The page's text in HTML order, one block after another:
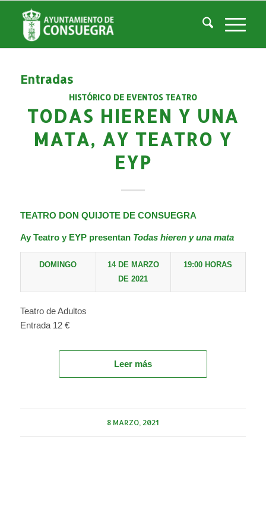
Listado de la etiqueta: mata
Usted está aquí: Inicio / Noticias
Entradas
HISTÓRICO DE EVENTOS TEATRO
TODAS HIEREN Y UNA
MATA, AY TEATRO Y
EYP
TEATRO DON QUIJOTE DE CONSUEGRA
Ay Teatro y EYPpresentan Todas hieren y una mata
DOMINGO
14 DE MARZO
DE 2021
19:00 HORAS
Teatro de Adultos
Entrada 12 €
Leer más
8 MARZO, 2021